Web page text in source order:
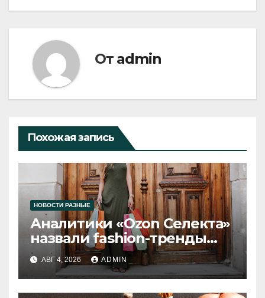
От admin
Похожая запись
НОВОСТИ РАЗНЫЕ
Аналитики «Ozon Селекта»
назвали fashion-тренды
2026 года
АВГ 4, 2026 ADMIN